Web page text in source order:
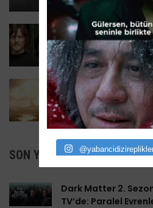
The Walking Dead
yayınlanacak?
20 Ağustos 2022
Yüzüklerin Efendisi:
Gereken 10 Şey
4 Eylül 2022
SON YAZILANLAR
Dark Matter 2.
TV’de: Paralel